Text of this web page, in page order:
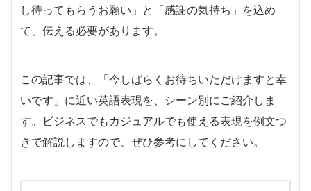
し待ってもらうお願い」と「感謝の気持ち」を込め
て、伝える必要があります。
この記事では、「今しばらくお待ちいただけますと幸
いです」に近い英語表現を、シーン別にご紹介しま
す。ビジネスでもカジュアルでも使える表現を例文つ
きで解説しますので、ぜひ参考にしてください。